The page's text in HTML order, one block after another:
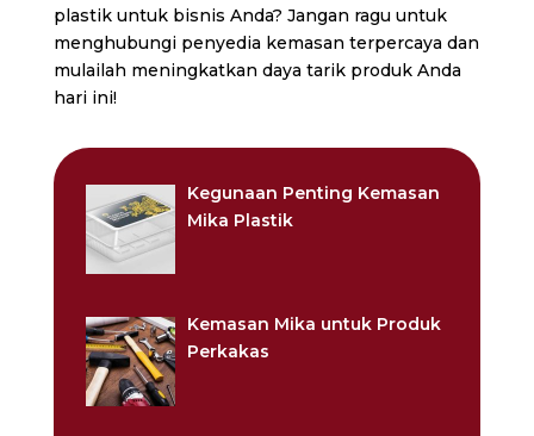
plastik untuk bisnis Anda? Jangan ragu untuk
menghubungi penyedia kemasan terpercaya dan
mulailah meningkatkan daya tarik produk Anda
hari ini!
Kegunaan Penting Kemasan
Mika Plastik
Kemasan Mika untuk Produk
Perkakas